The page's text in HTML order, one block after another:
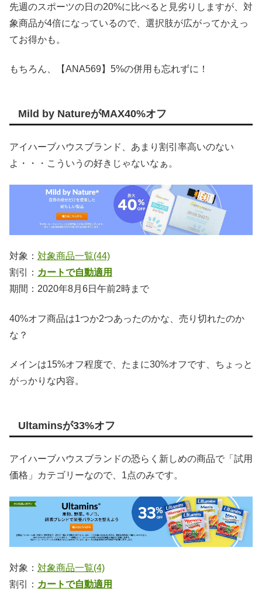
先週のスポーツの日の20%に比べると見劣りしますが、対
象商品が4倍になっているので、選択肢が広がってかえっ
てお得かも。
もちろん、【ANA569】5%の併用も忘れずに！
Mild by NatureがMAX40%オフ
アイハーブハウスブランド、あまり割引率高いのない
よ・・・こういうの好きじゃないなぁ。
対象： 対象商品一覧(44)
割引： カートで自動適用
期間：2020年8月6日午前2時まで
40%オフ商品は1つか2つあったのかな、売り切れたのか
な？
メインは15%オフ程度で、たまに30%オフです、ちょっと
がっかりな内容。
Ultaminsが33%オフ
アイハーブハウスブランドの恐らく新しめの商品で「試用
価格」カテゴリーなので、1点のみです。
対象： 対象商品一覧(4)
割引： カートで自動適用